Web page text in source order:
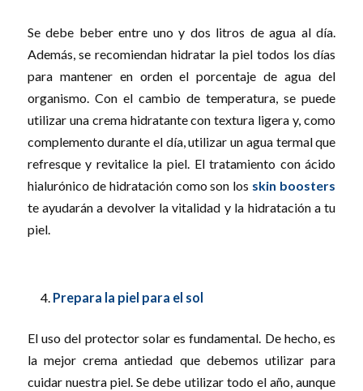
Se debe beber entre uno y dos litros de agua al día.
Además, se recomiendan hidratar la piel todos los días
para mantener en orden el porcentaje de agua del
organismo. Con el cambio de temperatura, se puede
utilizar una crema hidratante con textura ligera y, como
complemento durante el día, utilizar un agua termal que
refresque y revitalice la piel. El tratamiento con ácido
hialurónico de hidratación como son los skin boosters
te ayudarán a devolver la vitalidad y la hidratación a tu
piel.
Prepara la piel para el sol
El uso del protector solar es fundamental. De hecho, es
la mejor crema antiedad que debemos utilizar para
cuidar nuestra piel. Se debe utilizar todo el año, aunque